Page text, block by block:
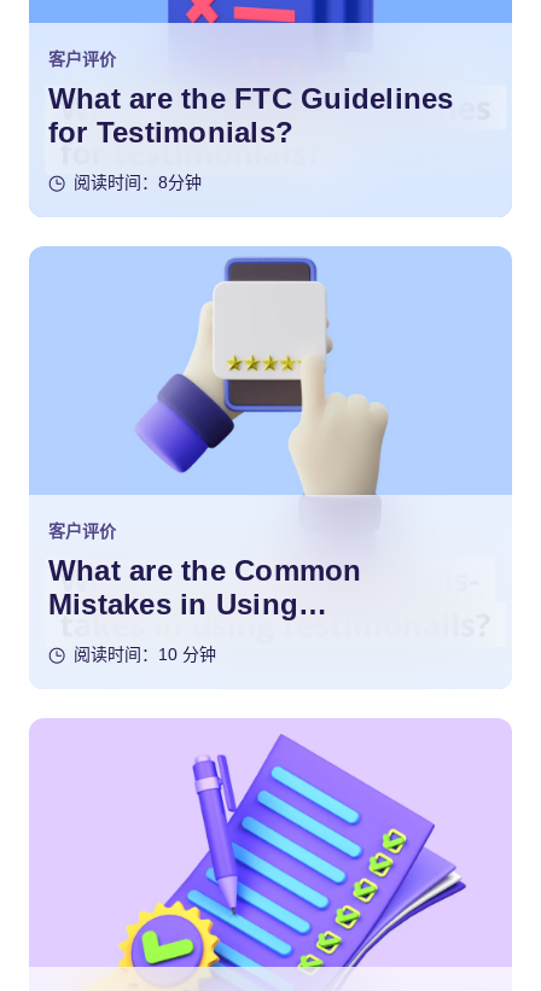
客户评价
What are the FTC Guidelines
for Testimonials?
阅读时间：8分钟
客户评价
What are the Common
Mistakes in Using
Testimonials?
阅读时间：10 分钟